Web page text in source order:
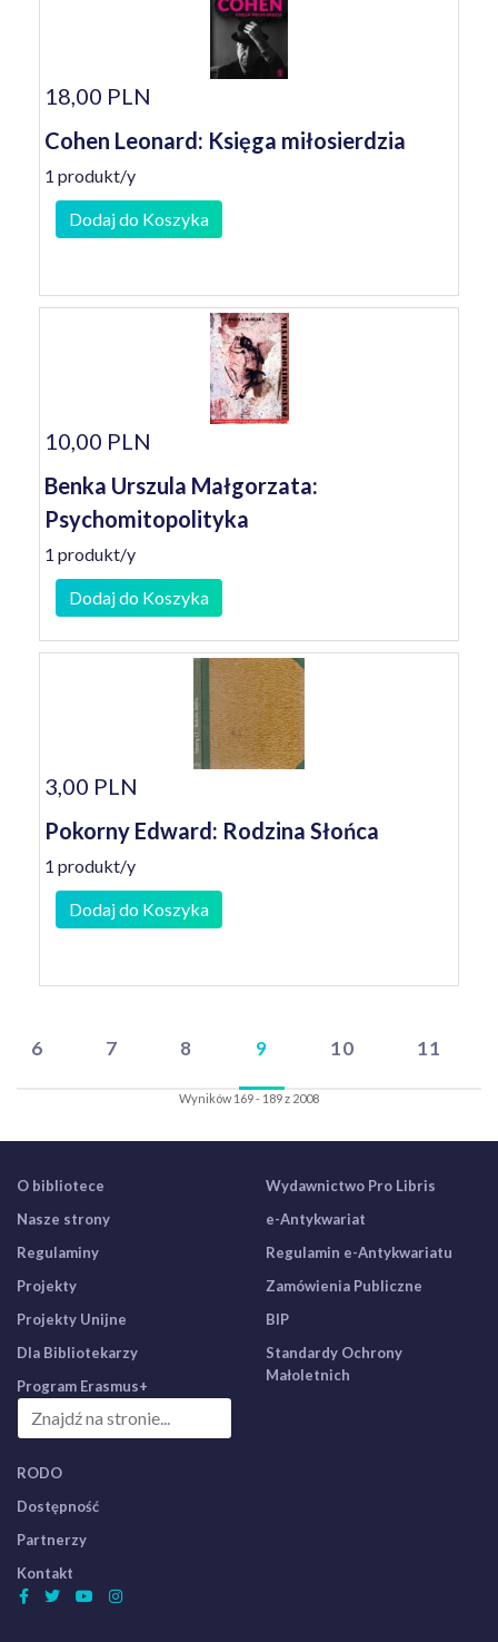
18,00 PLN
Cohen Leonard: Księga miłosierdzia
1 produkt/y
Dodaj do Koszyka
10,00 PLN
Benka Urszula Małgorzata:
Psychomitopolityka
1 produkt/y
Dodaj do Koszyka
3,00 PLN
Pokorny Edward: Rodzina Słońca
1 produkt/y
Dodaj do Koszyka
6 7 8 9 10 11
Wyników 169 - 189 z 2008
O bibliotece
Nasze strony
Regulaminy
Projekty
Projekty Unijne
Dla Bibliotekarzy
Program Erasmus+
Wydawnictwo Pro Libris
e-Antykwariat
Regulamin e-Antykwariatu
Zamówienia Publiczne
BIP
Standardy Ochrony
Małoletnich
RODO
Dostępność
Partnerzy
Kontakt